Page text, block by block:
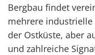
Bergbau findet
mehrere industrielle
der Ostküste, aber
und zahlreiche